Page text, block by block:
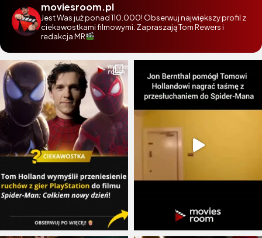
moviesroom.pl
Jest Was już ponad 110.000! Obserwuj największy profil z
ciekawostkami filmowymi. Zapraszają Tom Rewers i
redakcja MR